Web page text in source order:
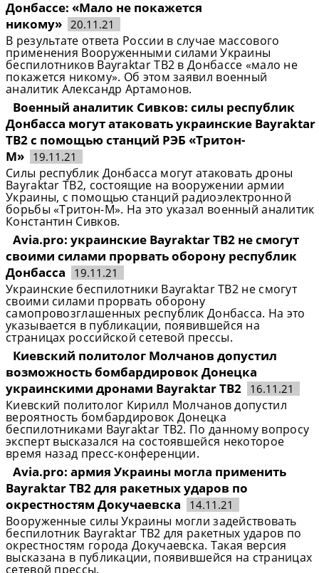
Донбассе: «Мало не покажется
никому» 20.11.21
В результате ответа России в случае массового
применения Вооруженными силами Украины
беспилотников Bayraktar TB2 в Донбассе «мало не
покажется никому». Об этом заявил военный
аналитик Александр Артамонов.
Военный аналитик Сивков: силы республик
Донбасса могут атаковать украинские Bayraktar
TB2 с помощью станций РЭБ «Тритон-
М»
19.11.21
Силы республик Донбасса могут атаковать дроны
Bayraktar TB2, состоящие на вооружении армии
Украины, с помощью станций радиоэлектронной
борьбы «Тритон-М». На это указал военный аналитик
Константин Сивков.
Avia.pro: украинские Bayraktar TB2 не смогут
своими силами прорвать оборону республик
Донбасса
19.11.21
Украинские беспилотники Bayraktar TB2 не смогут
своими силами прорвать оборону
самопровозглашенных республик Донбасса. На это
указывается в публикации, появившейся на
страницах российской сетевой прессы.
Киевский политолог Молчанов допустил
возможность бомбардировок Донецка
украинскими дронами Bayraktar TB2
16.11.21
Киевский политолог Кирилл Молчанов допустил
вероятность бомбардировок Донецка
беспилотниками Bayraktar TB2. По данному вопросу
эксперт высказался на состоявшейся некоторое
время назад пресс-конференции.
Avia.pro: армия Украины могла применить
Bayraktar TB2 для ракетных ударов по
окрестностям Докучаевска
14.11.21
Вооруженные силы Украины могли задействовать
беспилотник Bayraktar TB2 для ракетных ударов по
окрестностям города Докучаевска. Такая версия
высказана в публикации, появившейся на страницах
сетевой прессы.